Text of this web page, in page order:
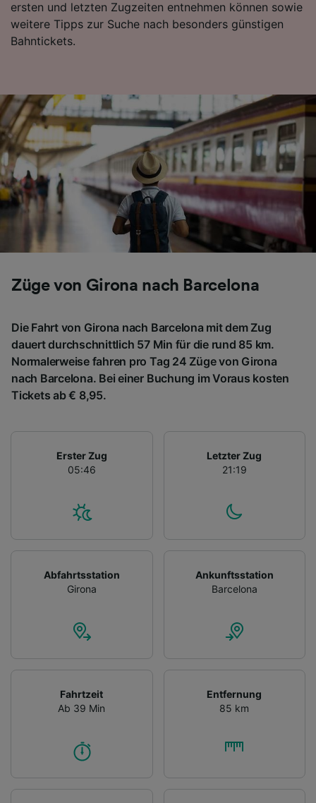
ersten und letzten Zugzeiten entnehmen können sowie
weitere Tipps zur Suche nach besonders günstigen
Bahntickets.
Züge von Girona nach Barcelona
Die Fahrt von Girona nach Barcelona mit dem Zug
dauert durchschnittlich 57 Min für die rund 85 km.
Normalerweise fahren pro Tag 24 Züge von Girona
nach Barcelona. Bei einer Buchung im Voraus kosten
Tickets ab € 8,95.
Erster Zug
05:46
Letzter Zug
21:19
Abfahrtsstation
Girona
Ankunftsstation
Barcelona
Fahrtzeit
Ab 39 Min
Entfernung
85 km
Folgendes bereitzustellen:
Verwendung genauer Standortdaten.
Endgeräteeigenschaften zur Identifikation
von Werbeleistung und der Performance von
Inhalten, Zielgruppenforschung sowie
Entwicklung und Verbesserung von
Angeboten.
Liste der Partner (Lieferanten)